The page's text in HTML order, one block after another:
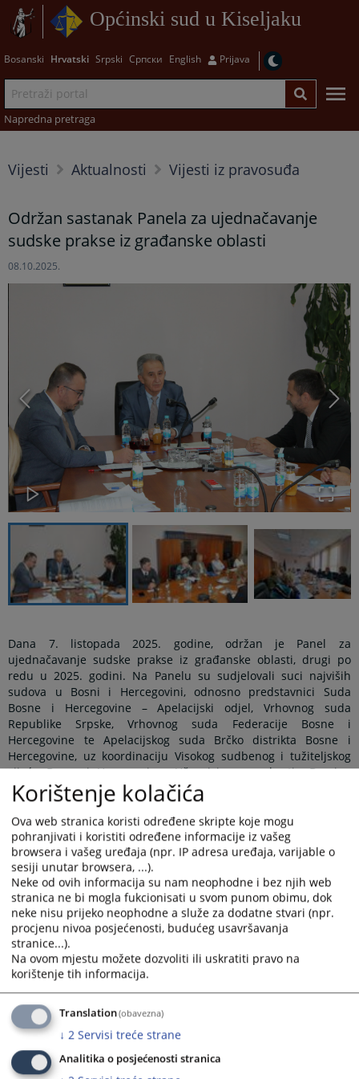
Općinski sud u Kiseljaku
Bosanski Hrvatski Srpski Српски English Prijava
Napredna pretraga
Vijesti Aktualnosti Vijesti iz pravosuđa
Održan sastanak Panela za ujednačavanje
sudske prakse iz građanske oblasti
08.10.2025.
Dana 7. listopada 2025. godine, održan je Panel za
ujednačavanje sudske prakse iz građanske oblasti, drugi po
redu u 2025. godini. Na Panelu su sudjelovali suci najviših
sudova u Bosni i Hercegovini, odnosno predstavnici Suda
Bosne i Hercegovine – Apelacijski odjel, Vrhovnog suda
Republike Srpske, Vrhovnog suda Federacije Bosne i
Hercegovine te Apelacijskog suda Brčko distrikta Bosne i
Hercegovine, uz koordinaciju Visokog sudbenog i tužiteljskog
vijeća Bosne i Hercegovine. Učesnicima se obratio Damjan
Kaurinović, predsjednik Apelacijskog suda Brčko distrikta BiH
kao suda domaćina ovog sastanka, te naglasio značaj Panela
kao mehanizma za ujednačavanje sudske prakse na nivou
države, a radi osiguranja pravne sigurnosti i jednakosti pred
zakonom građana Bosne i Hercegovine.
Na sastanku je usvojen zapisnik sa prethodnog sastanka
Panela iz građanske oblasti koji je održan 10.6.2025. godine u
Vrhovnom sudu Republike Srpske, kada su diskutirane teme:
„Da li se radi o otklonjivom ili neotklonjivom nedostatku u
situaciji kada je označeni tuženi umro prije podnošenja tužbe“,
„Trasirana i sopstvena mjenica (Valjanost sopstvene mjenice
izdate na blanketu trasirane mjenice)“ i „Elementi mjenice i
pravna valjanost mjenice“. Povodom ovih tema usuglašena su
pravna shvaćanja koja su verificirana unutar Panel sudova.
Sukladno Pravilima o radu Panela, shvaćanja će biti objavljena
na znanje ne samo pravosudnoj zajednici, nego i široj javnosti,
nakon što se obrazloženja pravnih shvaćanja pripreme i
verificiraju od strane Panel sudova.
Korištenje kolačića
Ova web stranica koristi određene skripte koje mogu
pohranjivati i koristiti određene informacije iz vašeg
browsera i vašeg uređaja (npr. IP adresa uređaja, varijable o
sesiji unutar browsera, ...).
Neke od ovih informacija su nam neophodne i bez njih web
stranica ne bi mogla fukcionisati u svom punom obimu, dok
neke nisu prijeko neophodne a služe za dodatne stvari (npr.
procjenu nivoa posjećenosti, budućeg usavršavanja
stranice...).
Na ovom mjestu možete dozvoliti ili uskratiti pravo na
korištenje tih informacija.
Translation(obavezna)
↓ 2 Servisi treće strane
Analitika o posjećenosti stranica